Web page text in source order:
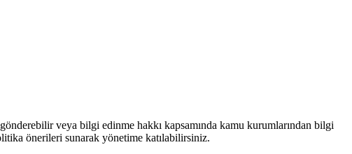
veya bilgi edinme hakkı kapsamında kamu kurumlarından bilgi
önerileri sunarak yönetime katılabilirsiniz.